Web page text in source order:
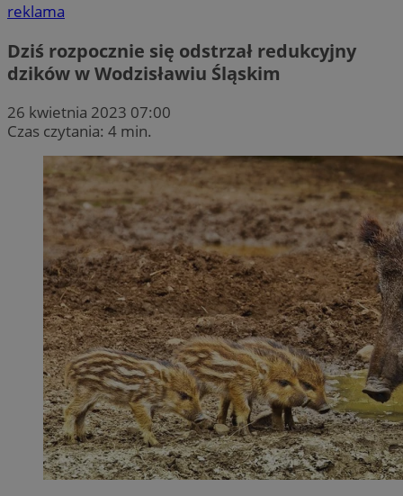
reklama
Dziś rozpocznie się odstrzał redukcyjny
dzików w Wodzisławiu Śląskim
26 kwietnia 2023 07:00
Czas czytania: 4 min.